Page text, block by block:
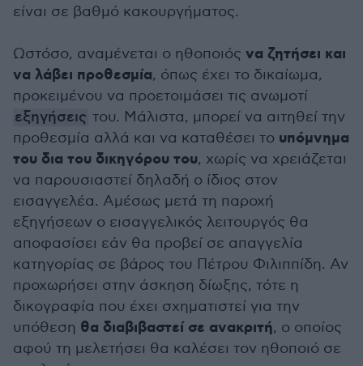
είναι σε βαθμό κακουργήματος.
Ωστόσο, αναμένεται ο ηθοποιός να ζητήσει και
να λάβει προθεσμία, όπως έχει το δικαίωμα,
προκειμένου να προετοιμάσει τις ανωμοτί
εξηγήσεις του. Μάλιστα, μπορεί να αιτηθεί την
προθεσμία αλλά και να καταθέσει το υπόμνημα
του δια του δικηγόρου του, χωρίς να χρειάζεται
να παρουσιαστεί δηλαδή ο ίδιος στον
εισαγγελέα. Αμέσως μετά τη παροχή
εξηγήσεων ο εισαγγελικός λειτουργός θα
αποφασίσει εάν θα προβεί σε απαγγελία
κατηγορίας σε βάρος του Πέτρου Φιλιππίδη. Αν
προχωρήσει στην άσκηση δίωξης, τότε η
δικογραφία που έχει σχηματιστεί για την
υπόθεση θα διαβιβαστεί σε ανακριτή, ο οποίος
αφού τη μελετήσει θα καλέσει τον ηθοποιό σε